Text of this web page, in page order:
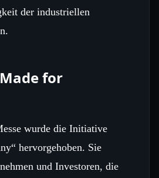
der industriellen
for
wurde die Initiative
hervorgehoben. Sie
und Investoren, die